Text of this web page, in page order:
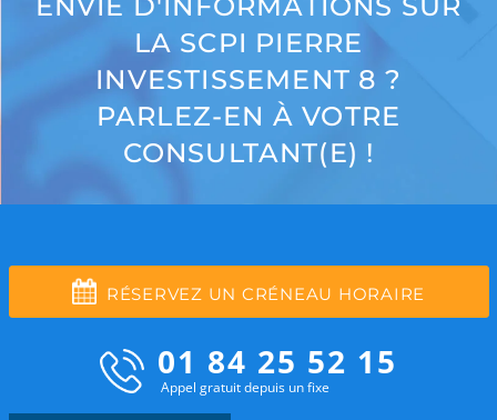
LA SCPI PIERRE
INVESTISSEMENT 8 ?
PARLEZ-EN À VOTRE
CONSULTANT(E) !
RÉSERVEZ UN CRÉNEAU HORAIRE
01 84 25 52 15
Appel gratuit depuis un fixe